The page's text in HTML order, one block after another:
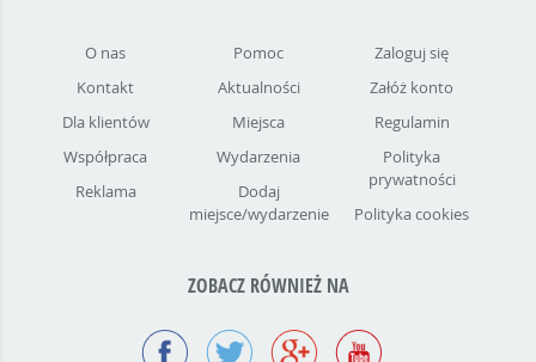
O nas
Kontakt
Dla klientów
Współpraca
Reklama
Pomoc
Aktualności
Miejsca
Wydarzenia
Dodaj
miejsce/wydarzenie
Zaloguj się
Załóż konto
Regulamin
Polityka
prywatności
Polityka cookies
ZOBACZ RÓWNIEŻ NA